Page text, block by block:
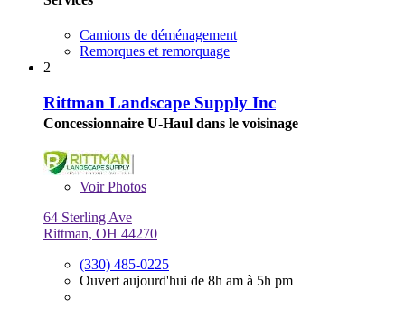
Camions de déménagement
Remorques et remorquage
2
Rittman Landscape Supply Inc
Concessionnaire U-Haul dans le voisinage
VoirPhotos
64 Sterling Ave
Rittman, OH 44270
(330) 485-0225
Ouvert aujourd'hui de 8h am à 5h pm